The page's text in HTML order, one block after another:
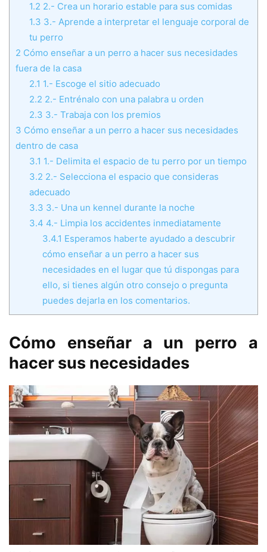
1.2 2.- Crea un horario estable para sus comidas
1.3 3.- Aprende a interpretar el lenguaje corporal de
tu perro
2 Cómo enseñar a un perro a hacer sus necesidades
fuera de la casa
2.1 1.- Escoge el sitio adecuado
2.2 2.- Entrénalo con una palabra u orden
2.3 3.- Trabaja con los premios
3 Cómo enseñar a un perro a hacer sus necesidades
dentro de casa
3.1 1.- Delimita el espacio de tu perro por un tiempo
3.2 2.- Selecciona el espacio que consideras
adecuado
3.3 3.- Una un kennel durante la noche
3.4 4.- Limpia los accidentes inmediatamente
3.4.1 Esperamos haberte ayudado a descubrir
cómo enseñar a un perro a hacer sus
necesidades en el lugar que tú dispongas para
ello, si tienes algún otro consejo o pregunta
puedes dejarla en los comentarios.
Cómo enseñar a un perro a
hacer sus necesidades